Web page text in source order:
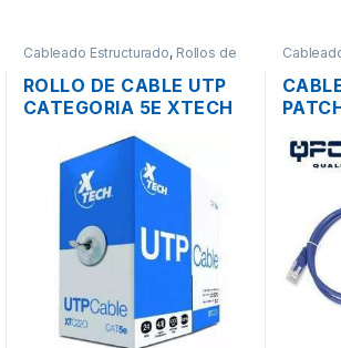
Cableado Estructurado, Rollos de
ROLLO DE CABLE UTP
CATEGORIA 5E XTECH
XTC-220 305 MTS.
30CM